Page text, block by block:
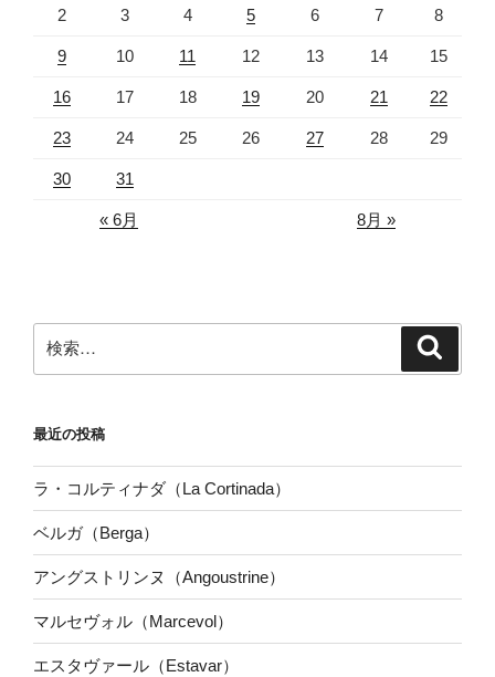
2 3 4 5 6 7 8
9 10 11 12 13 14 15
16 17 18 19 20 21 22
23 24 25 26 27 28 29
30 31
« 6月 8月 »
索:
最近の投稿
ラ・コルティナダ（La Cortinada）
ベルガ（Berga）
アングストリンヌ（Angoustrine）
マルセヴォル（Marcevol）
エスタヴァール（Estavar）